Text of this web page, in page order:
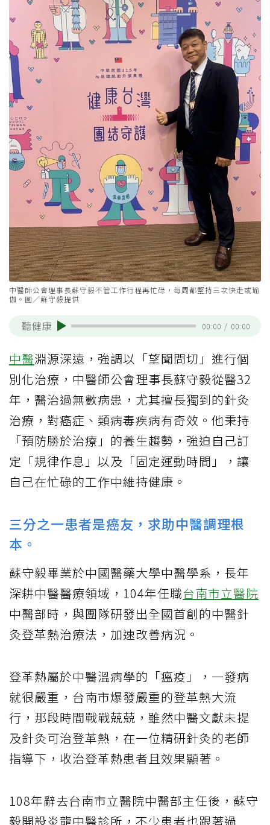
中醫師公會理事長蘇守毅不管工作行程再忙碌，每周都堅持三次快走或瑜
伽。圖／蘇守毅提供
聽健康 00:00 / 00:00
中醫淵源深遠，強調以「望聞問切」進行個
別化治療，中醫師公會理事長蘇守毅從醫32
年，醫治過無數病患，尤其擅長獨到的針灸
治療，對癌症、類病毒疾病有奇效。他秉持
「預防勝於治療」的養生趨勢，強迫自己訂
定「規律作息」以及「固定運動時間」，讓
自己在忙碌的工作中維持健康。
三分之一患者是癌友，求助中醫調理根
本。
蘇守毅畢業於中國醫藥大學中醫學系，長年
深耕中醫醫療領域，104年任職台南市立醫院
中醫部時，與團隊研發出全國首創的中醫針
灸登革熱治療法，加速改善病況。
登革熱屬於中醫溫病學的「瘟疫」，一發病
就很嚴重，台南市爆發嚴重的登革熱大流
行，那段時間戰戰兢兢，雖然中醫文獻未提
及針灸可治登革熱，在一位精研針灸的老師
指導下，收治登革熱患者且效果顯著。
108年辭去台南市立醫院中醫部主任後，蘇守
毅開設炎龍中醫診所，不少患者也跟著過